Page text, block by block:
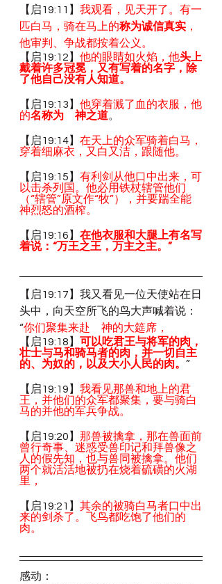
【启19:11】 我观看，见天开了。有一
匹白马，骑在马上的称为诚信真实 ，
他审判、争战都按着公义。
【启19:12】 他的眼睛如火焰，他头上
戴着许多冠冕，又有写着的名字，除
了他自己没有人知道。
【启19:13】 他穿着溅了血的衣服，他
的名称为　神之道。
【启19:14】 在天上的众军骑着白马，
穿着细麻衣，又白又洁，跟随他。
【启19:15】 有利剑从他口中出来，可
以击杀列国。他必用铁杖辖管他们
（“辖管”原文作“牧”），并要踹全能
神烈怒的酒榨。
【启19:16】 在他衣服和大腿上有名写
着说：“万王之王，万主之主。”
【启19:17】我又看见一位天使站在日
头中，向天空所飞的鸟大声喊着说：
“你们聚集来赴　神的大筵席，
【启19:18】
可以吃君王与将军的肉，
壮士与马和骑马者的肉，并一切自主
的、为奴的，以及大小人民的肉。 ”
【启19:19】 我看见那兽和地上的君
王，并他们的众军都聚集，要与骑白
马的并他的军兵争战。
【启19:20】 那兽被擒拿，那在兽面前
曾行奇事、迷惑受兽印记和拜兽像之
人的假先知，也与兽同被擒拿。他们
两个就活活地被扔在烧着硫磺的火湖
里，
【启19:21】 其余的被骑白马者口中出
来的剑杀了。飞鸟都吃饱了他们的
肉。
感动：